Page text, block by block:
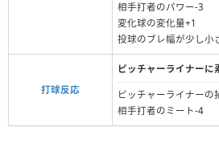
相手打者のパワー-3
変化球の変化量+1
投球のブレ幅が少し小
打球反応
ピッチャーライナーに
ピッチャーライナーの
相手打者のミート-4